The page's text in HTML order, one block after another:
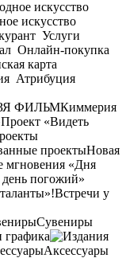
искусство
Услуги
Онлайн-покупка
карта
Атрибуция
ФИЛЬМКиммерия
Проект «Видеть
проектыНовая
мгновения «Дня
погожий»
Встречи у
Сувениры
Аксессуары